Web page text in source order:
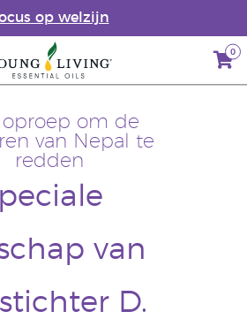
op welzijn
0
oproep om de
van Nepal te
redden
van
D.